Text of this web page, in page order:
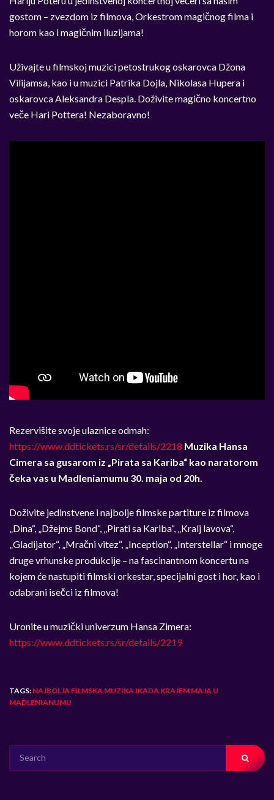
gostom – zvezdom iz filmova, Orkestrom magičnog filma i
horom kao i magičnim iluzijama!
Uživajte u filmskoj muzici petostrukog oskarovca Džona
Vilijamsa, kao i u muzici Patrika Dojla, Nikolasa Hupera i
oskarovca Aleksandra Despla. Doživite magično koncertno
veče Hari Pottera! Nezaboravno!
Rezervišite svoje ulaznice odmah:
https://www.ddtickets.rs/sr/details/2218 Muzika Hansa
Cimera sa gusarom iz „Pirata sa Kariba“ kao naratorom
čeka vas u Madleniamumu 30. maja od 20h.
Doživite jedinstvene i najbolje filmske partiture iz filmova
„Dina“, „Džejms Bond“, „Pirati sa Kariba“, „Kralj lavova“,
„Gladijator“, „Mračni vitez“, „Inception“, „Interstellar“ i mnoge
druge vrhunske produkcije – na fascinantnom koncertu na
kojem će nastupiti filmski orkestar, specijalni gost i hor, kao i
odabrani isečci iz filmova!
Uronite u muzički univerzum Hansa Zimera:
https://www.ddtickets.rs/sr/details/2219
TAGS: NAJBOLJA FILMSKA MUZIKA IKADA KRAJEM MAJA U
MADLENIANUMU
FOR: